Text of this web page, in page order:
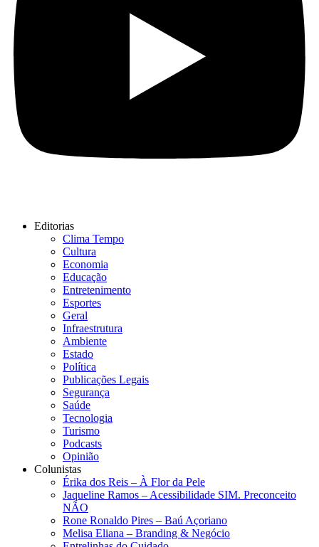
Editorias
Clima Tempo
Cultura
Economia
Educação
Entretenimento
Esportes
Geral
Infraestrutura
Ambiente
Estado
Política
Publicações Legais
Segurança
Saúde
Tecnologia
Turismo
Podcasts
Opinião
Colunistas
Érika dos Reis​ – À Flor da Pele
Jaqueline Ramos – Acessibilidade SIM. Preconceito
NÃO
Rone Ronaldo Pires – Baú Açoriano
Melisa Eliana – Branding & Negócio